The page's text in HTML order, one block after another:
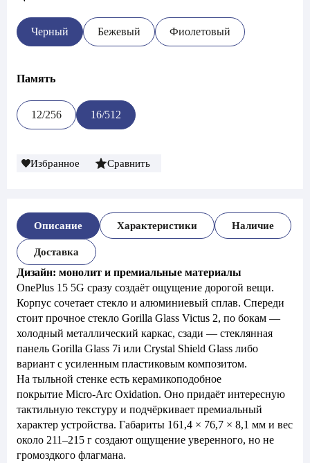
Черный Бежевый Фиолетовый
Память
12/256 16/512
Избранное Сравнить
Описание Характеристики Наличие
Доставка
Дизайн: монолит и премиальные материалы
OnePlus 15 5G сразу создаёт ощущение дорогой вещи.
Корпус сочетает стекло и алюминиевый сплав. Спереди
стоит прочное стекло Gorilla Glass Victus 2, по бокам —
холодный металлический каркас, сзади — стеклянная
панель Gorilla Glass 7i или Crystal Shield Glass либо
вариант с усиленным пластиковым композитом.
На тыльной стенке есть керамикоподобное
покрытие Micro-Arc Oxidation. Оно придаёт интересную
тактильную текстуру и подчёркивает премиальный
характер устройства. Габариты 161,4 × 76,7 × 8,1 мм и вес
около 211–215 г создают ощущение уверенного, но не
громоздкого флагмана.